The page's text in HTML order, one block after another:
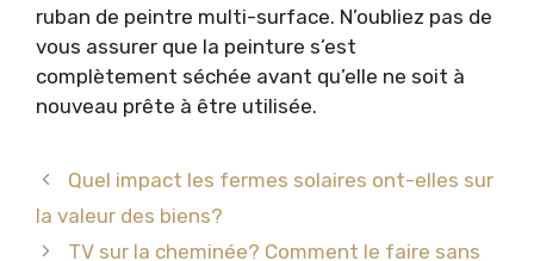
ruban de peintre multi-surface. N’oubliez pas de
vous assurer que la peinture s’est
complètement séchée avant qu’elle ne soit à
nouveau prête à être utilisée.
Quel impact les fermes solaires ont-elles sur
la valeur des biens?
TV sur la cheminée? Comment le faire sans